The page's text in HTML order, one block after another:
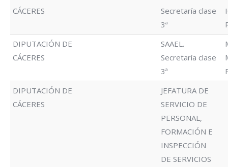
CÁCERES
Secretaría clase
3ª
DIPUTACIÓN DE
CÁCERES
SAAEL.
Secretaría clase
3ª
DIPUTACIÓN DE
CÁCERES
JEFATURA DE
SERVICIO DE
PERSONAL,
FORMACIÓN E
INSPECCIÓN
DE SERVICIOS